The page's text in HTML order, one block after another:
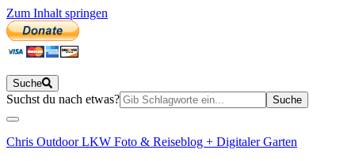
Zum Inhalt springen
Suche
Suchen
Suchst du nach etwas?
Chris Outdoor LKW Foto & Reiseblog + Digitaler Garten